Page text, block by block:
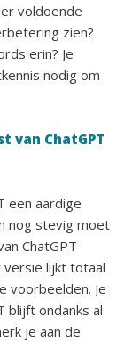
voldoende
zien?
erin? Je
nodig om
van ChatGPT
een aardige
nog stevig moet
ChatGPT
versie lijkt totaal
voorbeelden. Je
blijft ondanks al
je aan de